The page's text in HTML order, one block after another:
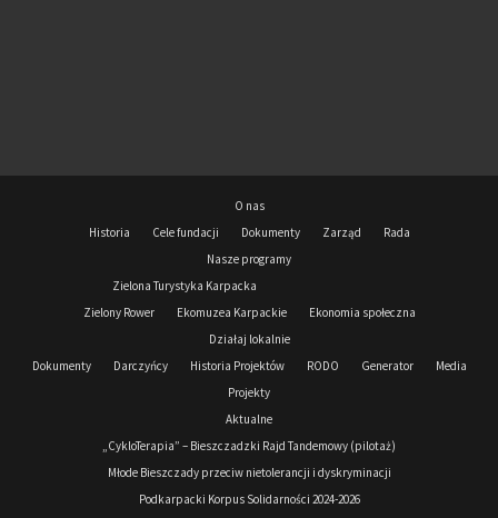
O nas
Historia
Cele fundacji Dokumenty Zarząd
Rada
Nasze programy
Zielona Turystyka Karpacka
Zielony Rower
Ekomuzea Karpackie
Ekonomia społeczna
Działaj lokalnie
Dokumenty
Darczyńcy Historia Projektów RODO Generator
Media
Projekty
Aktualne
„CykloTerapia” – Bieszczadzki Rajd Tandemowy (pilotaż)
Młode Bieszczady przeciw nietolerancji i dyskryminacji
Podkarpacki Korpus Solidarności 2024-2026